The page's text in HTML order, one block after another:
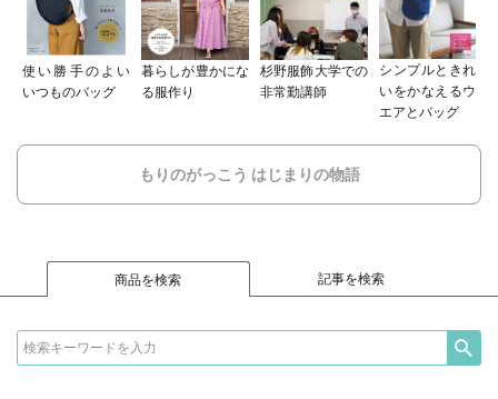
使い勝手のよい
いつものバッグ
暮らしが豊かにな
る服作り
杉野服飾大学での
非常勤講師
シンプルときれ
いをかなえるウ
エアとバッグ
もりのがっこう はじまりの物語
商品を検索 記事を検索